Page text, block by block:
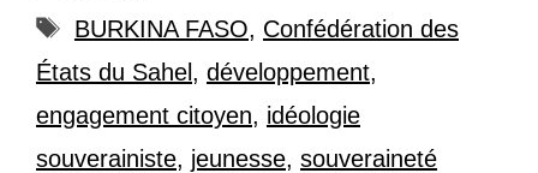
Étiquettes
BURKINA FASO, Confédération des
États du Sahel , développement,
engagement citoyen, idéologie
souverainiste, jeunesse, souveraineté